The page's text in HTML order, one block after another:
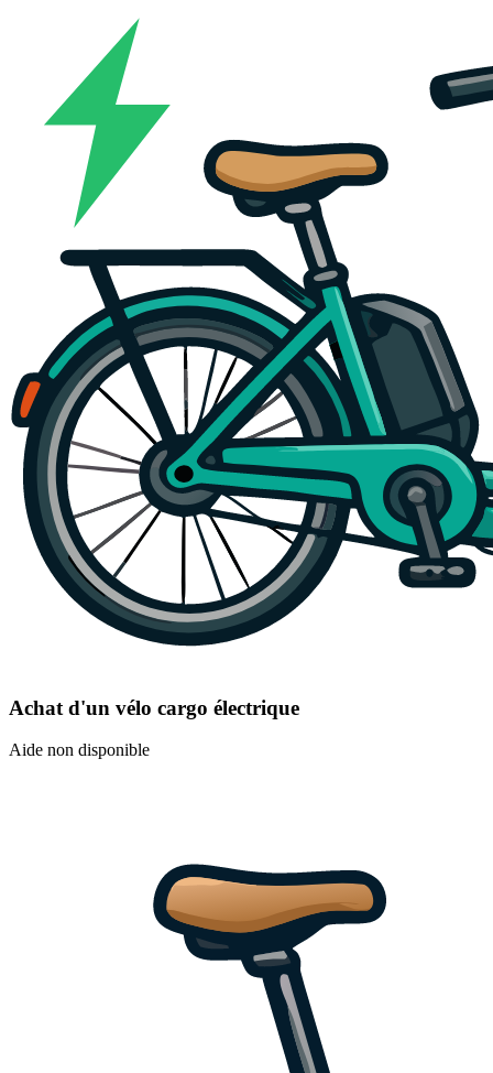
Achat d'un vélo cargo électrique
Aide non disponible